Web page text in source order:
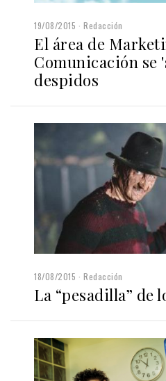
19/08/2015 Redacción
El área de
Comunicación se
despidos
18/08/2015 Redacción
La “pesadilla” de